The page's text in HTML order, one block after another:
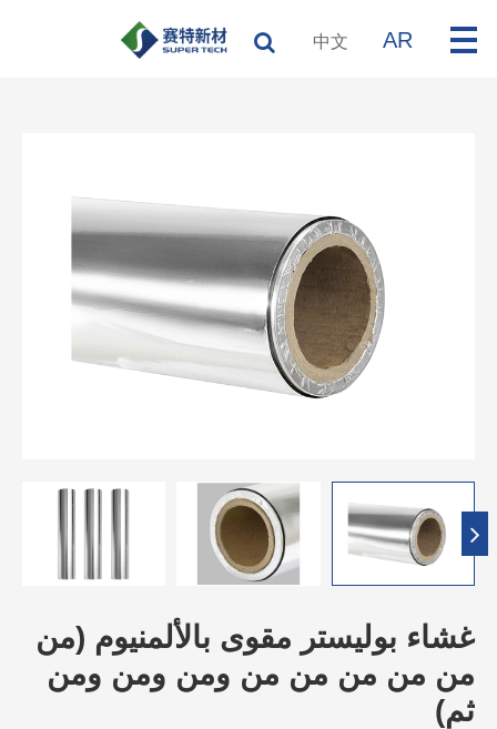
中文 AR
غشاء بوليستر مقوى بالألمنيوم (من
من من من من من ومن ومن ومن
ثم)